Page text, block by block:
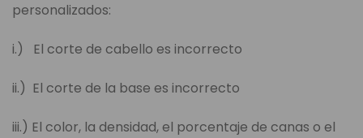
personalizados:
i.) El corte de cabello es incorrecto
ii.) El corte de la base es incorrecto
iii.) El color, la densidad, el porcentaje de canas o el